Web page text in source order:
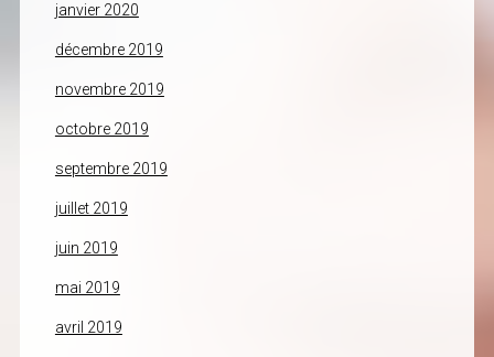
janvier 2020
décembre 2019
novembre 2019
octobre 2019
septembre 2019
juillet 2019
juin 2019
mai 2019
avril 2019